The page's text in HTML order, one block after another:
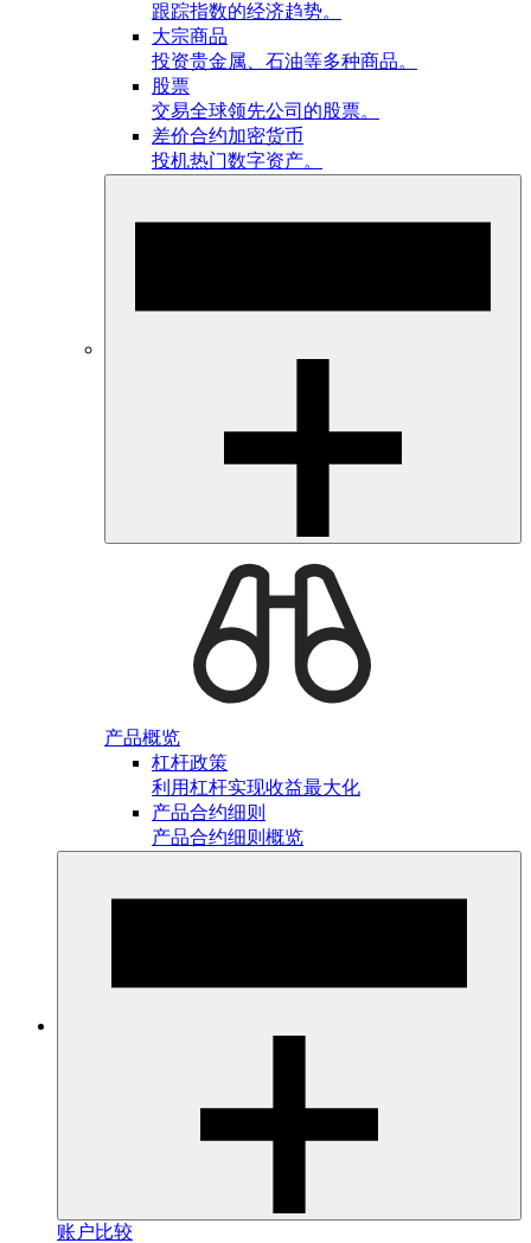
跟踪指数的经济趋势。
大宗商品
投资贵金属、石油等多种商品。
股票
交易全球领先公司的股票。
差价合约加密货币
投机热门数字资产。
产品概览
杠杆政策
利用杠杆实现收益最大化
产品合约细则
产品合约细则概览
账户比较